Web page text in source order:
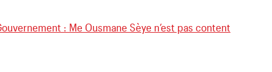
: Me Ousmane Sèye n’est pas content